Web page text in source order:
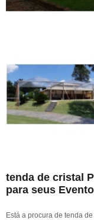
tenda de cristal
para seus
Está a procura de tenda